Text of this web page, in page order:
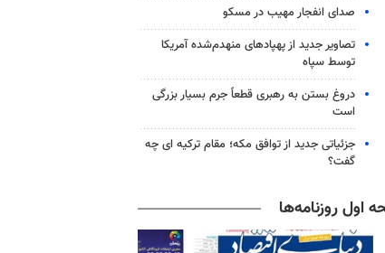
صدای انفجار مهیب در مسکو
تصاویر جدید از پهپادهای منهدم‌شده آمریکا
توسط سپاه
دروغ بستن به رهبری قطعاً جرم بسیار بزرگی
است
جزئیاتی جدید از توافق مکه؛ مقام ترکیه ای چه
گفت؟
اول روزنامه‌ها